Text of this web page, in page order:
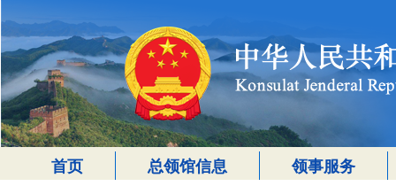
首页 总领馆信息 领事服务